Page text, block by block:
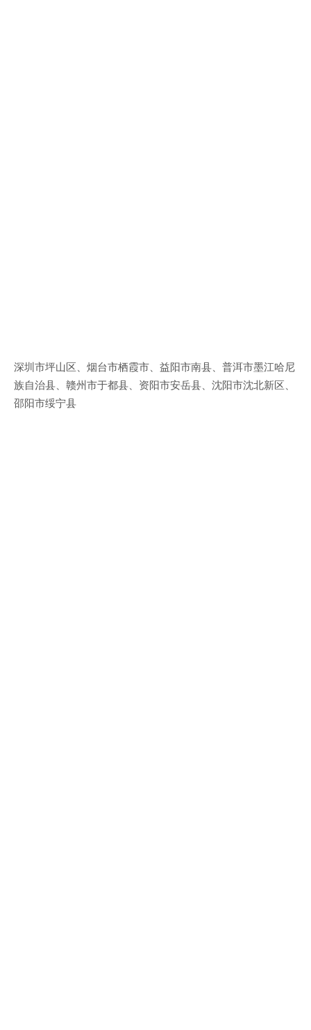
深圳市坪山区、烟台市栖霞市、益阳市南县、普洱市墨江哈尼
族自治县、赣州市于都县、资阳市安岳县、沈阳市沈北新区、
邵阳市绥宁县